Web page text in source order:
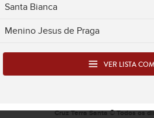
Santa Bianca
Menino Jesus de Praga
VER LISTA
Cruz Terra Santa © Todos os